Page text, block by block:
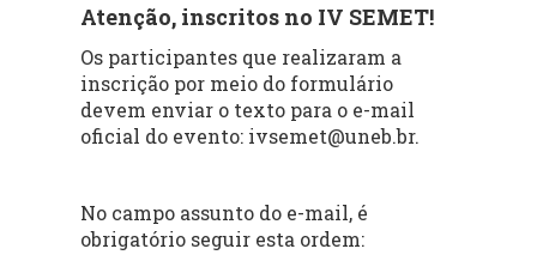
Atenção, inscritos no IV SEMET!
Os participantes que realizaram a
inscrição por meio do formulário
devem enviar o texto para o e-mail
oficial do evento: ivsemet@uneb.br.
No campo assunto do e-mail, é
obrigatório seguir esta ordem: